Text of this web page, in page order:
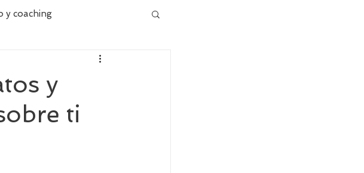
y coaching
Bibliotecarios
y
ti